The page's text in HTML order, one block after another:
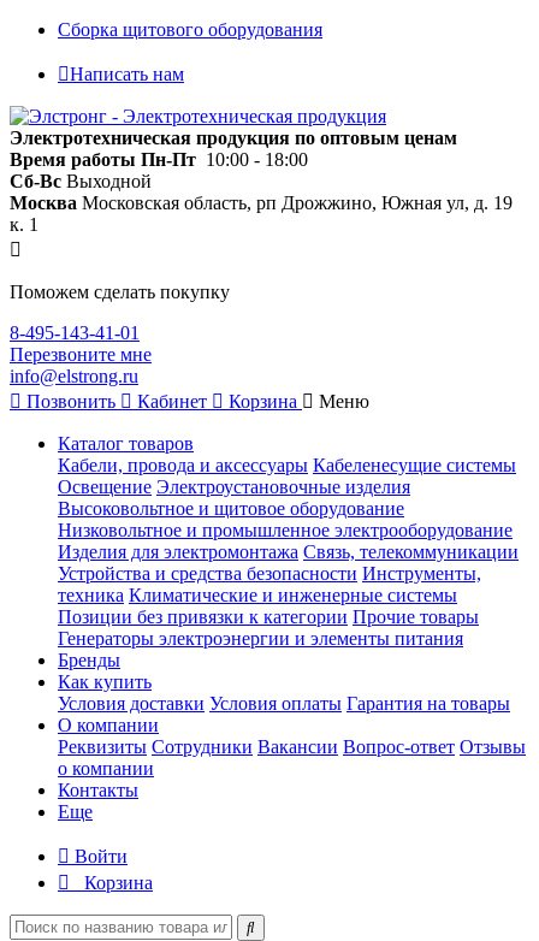
Сборка щитового оборудования
Написать нам
Электротехническая продукция по оптовым ценам
Время работы Пн-Пт 10:00 - 18:00
Сб-Вс Выходной
Москва Московская область, рп Дрожжино, Южная ул, д. 19
к. 1
Поможем сделать покупку
8-495-143-41-01
Перезвоните мне
info@elstrong.ru
Позвонить
Кабинет Корзина Меню
Каталог товаров
Кабели, провода и аксессуары Кабеленесущие системы
Освещение Электроустановочные изделия
Высоковольтное и щитовое оборудование
Низковольтное и промышленное электрооборудование
Изделия для электромонтажа Связь, телекоммуникации
Устройства и средства безопасности Инструменты,
техника Климатические и инженерные системы
Позиции без привязки к категории Прочие товары
Генераторы электроэнергии и элементы питания
Бренды
Как купить
Условия доставки Условия оплаты Гарантия на товары
О компании
Реквизиты Сотрудники Вакансии Вопрос-ответ Отзывы
о компании
Контакты
Еще
Войти
Корзина